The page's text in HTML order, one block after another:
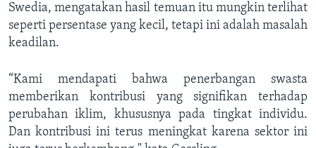
Swedia, mengatakan hasil temuan itu mungkin terlihat
seperti persentase yang kecil, tetapi ini adalah masalah
keadilan.
“Kami mendapati bahwa penerbangan swasta
memberikan kontribusi yang signifikan terhadap
perubahan iklim, khususnya pada tingkat individu.
Dan kontribusi ini terus meningkat karena sektor ini